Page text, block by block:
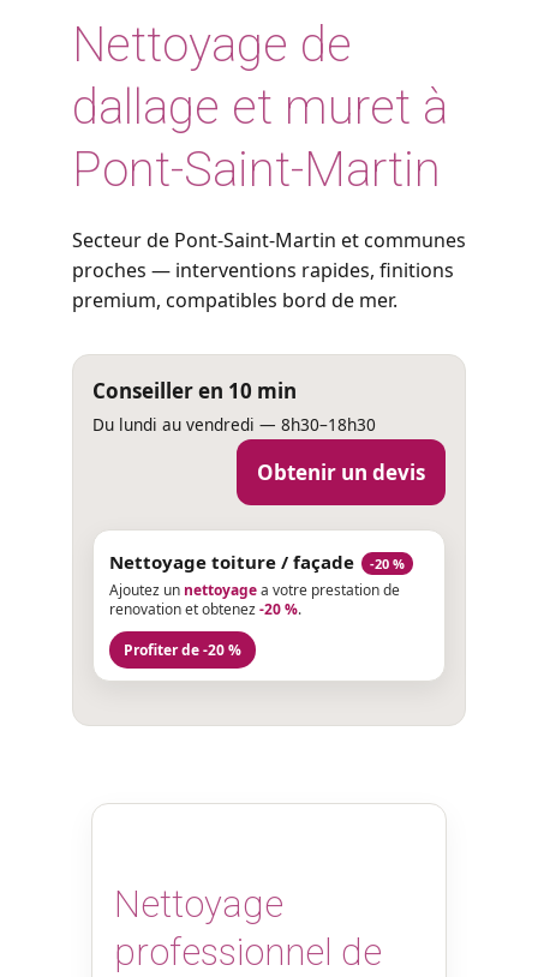
Nettoyage de
dallage et muret à
Pont-Saint-Martin
Secteur de Pont-Saint-Martin et communes
proches — interventions rapides, finitions
premium, compatibles bord de mer.
Conseiller en 10 min
Du lundi au vendredi — 8h30–18h30
Obtenir un devis
Nettoyage toiture / façade -20 %
Ajoutez un nettoyagea votre prestation de
renovation et obtenez-20 %.
Profiter de -20 %
Nettoyage
professionnel de